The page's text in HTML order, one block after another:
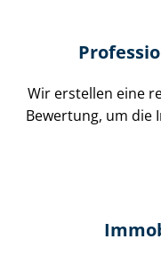
Wir erstellen eine
Bewertung, um die